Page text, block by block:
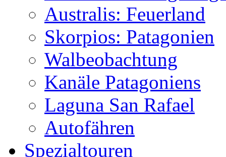
Australis: Feuerland
Skorpios: Patagonien
Walbeobachtung
Kanäle Patagoniens
Laguna San Rafael
Autofähren
Spezialtouren